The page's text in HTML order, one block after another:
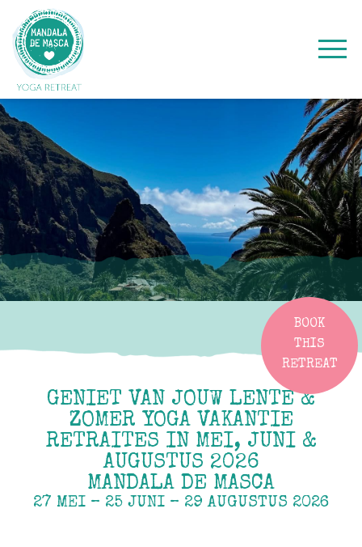
GENIET VAN JOUW LENTE &
ZOMER YOGA VAKANTIE
RETRAITES IN MEI, JUNI &
AUGUSTUS 2026
MANDALA DE MASCA
27 MEI – 25 JUNI – 29 AUGUSTUS 2026
BOOK
THIS
RETREAT